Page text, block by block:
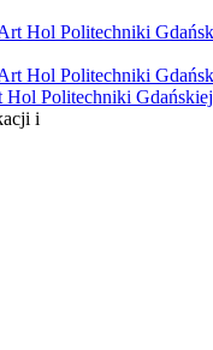
Hol Politechniki Gdańskiej
i